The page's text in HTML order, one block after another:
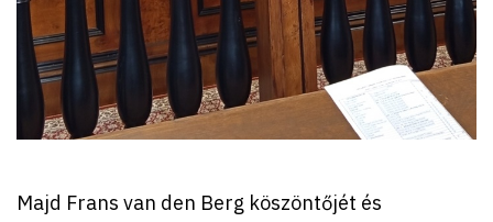
Majd Frans van den Berg köszöntőjét és